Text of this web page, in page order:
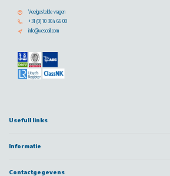
Veelgestelde vragen
+31 (0) 10 304 66 00
info@vescoil.com
Usefull links
Informatie
Contactgegevens